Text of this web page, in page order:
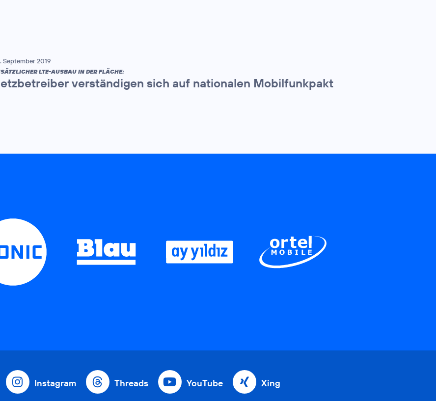
September 2019
LTE-AUSBAU IN DER FLÄCHE:
verständigen sich auf nationalen Mobilfunkpakt
Instagram Threads YouTube Xing